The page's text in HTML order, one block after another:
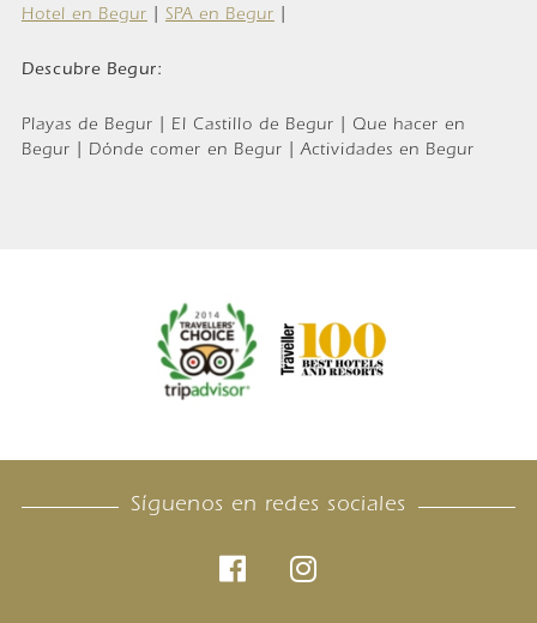
Hotel en Begur| SPA en Begur|
Descubre Begur:
Playas de Begur | El Castillo de Begur | Que hacer en
Begur | Dónde comer en Begur | Actividades en Begur
Síguenos en redes sociales